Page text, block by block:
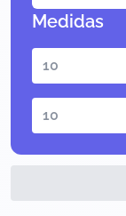
Medidas